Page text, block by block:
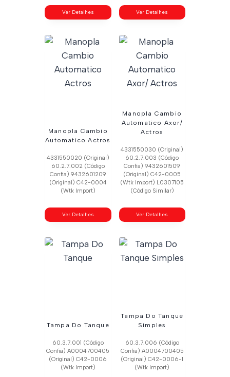
Ver Detalhes Ver Detalhes
Manopla Cambio
Automatico Actros
4331550020 (Original)
60.2.7.002 (Código
Confia) 9432601209
(Original) C42-0004
(Wtk Import)
Ver Detalhes
Manopla Cambio
Automatico Axor/
Actros
4331550030 (Original)
60.2.7.003 (Código
Confia) 9432601509
(Original) C42-0005
(Wtk Import) L0307105
(Código Similar)
Ver Detalhes
Tampa Do Tanque
60.3.7.001 (Código
Confia) A0004700405
(Original) C42-0006
(Wtk Import)
Tampa Do Tanque
Simples
60.3.7.006 (Código
Confia) A0004700405
(Original) C42-0006-1
(Wtk Import)